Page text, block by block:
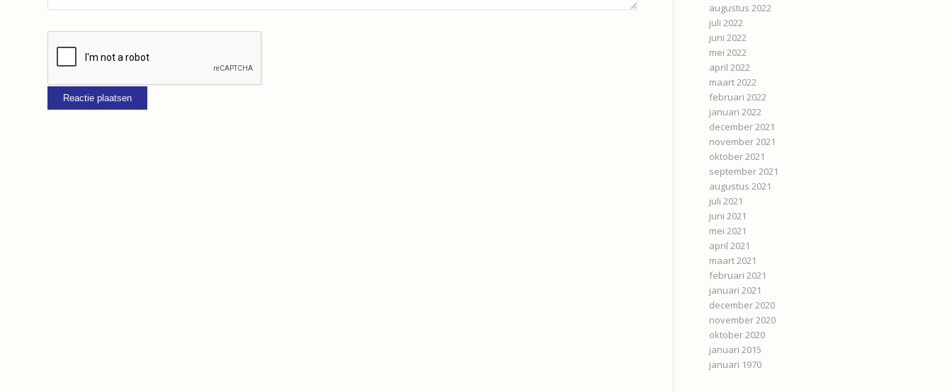
augustus 2022
juli 2022
juni 2022
mei 2022
april 2022
maart 2022
februari 2022
januari 2022
december 2021
november 2021
oktober 2021
september 2021
augustus 2021
juli 2021
juni 2021
mei 2021
april 2021
maart 2021
februari 2021
januari 2021
december 2020
november 2020
oktober 2020
januari 2015
januari 1970